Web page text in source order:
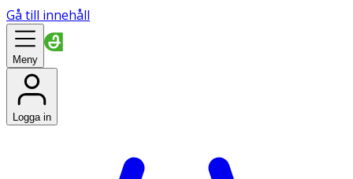
Gå till innehåll
Meny
Logga in